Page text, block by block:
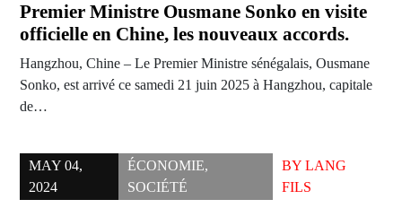
Premier Ministre Ousmane Sonko en visite
officielle en Chine, les nouveaux accords.
Hangzhou, Chine – Le Premier Ministre sénégalais, Ousmane
Sonko, est arrivé ce samedi 21 juin 2025 à Hangzhou, capitale
de…
MAY 04,
2024
ÉCONOMIE,
SOCIÉTÉ
BY LANG
FILS